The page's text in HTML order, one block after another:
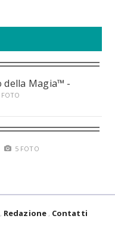
della Magia™ -
5 FOTO
Redazione Contatti